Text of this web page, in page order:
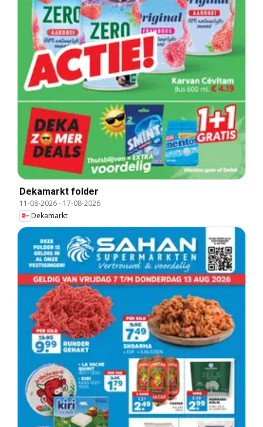
Dekamarkt folder
11-08-2026- 17-08-2026
Dekamarkt